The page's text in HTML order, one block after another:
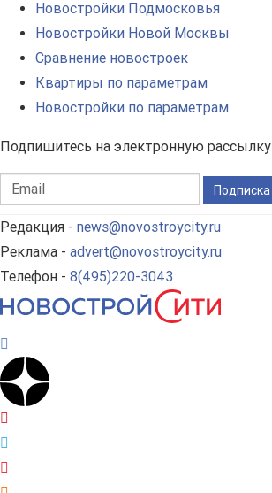
Новостройки Подмосковья
Новостройки Новой Москвы
Сравнение новостроек
Квартиры по параметрам
Новостройки по параметрам
Подпишитесь на электронную рассылку
Подписка
Редакция - news@novostroycity.ru
Реклама - advert@novostroycity.ru
Телефон - 8(495)220-3043